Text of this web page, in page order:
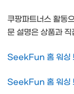
쿠팡파트너스 활동
문 설명은 상품과
SeekFun 홈 워싱
SeekFun 홈 워싱